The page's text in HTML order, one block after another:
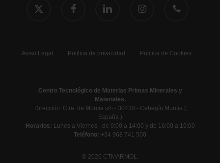
twitter
Aviso Legal Política de privacidad Política de Cookies
Centro Tecnológico de Materias Primas Minerales y
Materiales.
Dirección: Ctra. de Murcia s/n - 30430 - Cehegín Murcia (
España )
Horarios: Lunes a Viernes - de 9:00 a 14:00 y de 16:00 a 19:00
Teléfono: +34 968 741 500
© 2026 CTMARMOL.